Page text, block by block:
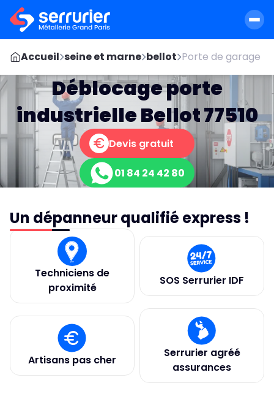
Accueil seine et marne bellot Porte de garage
Déblocage porte
industrielle Bellot 77510
Devis gratuit
01 84 24 42 80
Un dépanneur qualifié express !
Techniciens de
proximité
SOS Serrurier IDF
Artisans pas cher
Serrurier agréé
assurances